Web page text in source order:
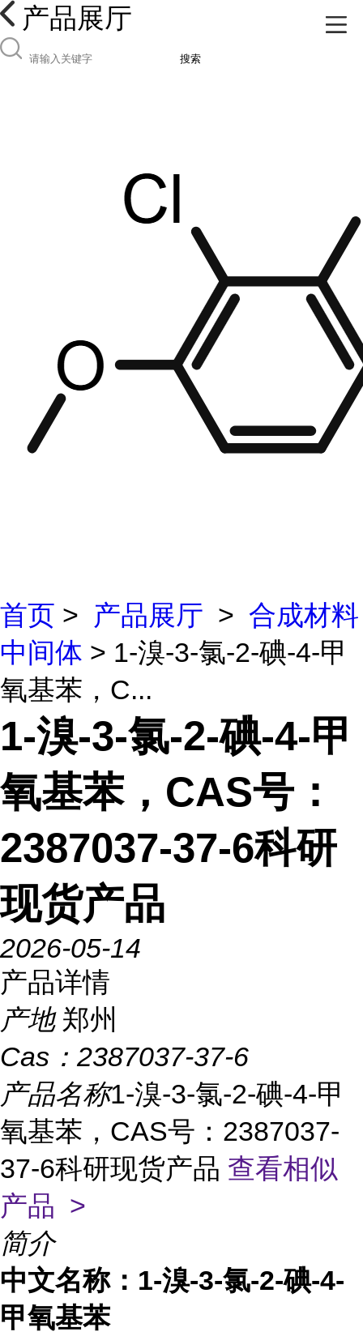
产品展厅
搜索
首页 > 产品展厅 > 合成材料
中间体 > 1-溴-3-氯-2-碘-4-甲
氧基苯，C...
1-溴-3-氯-2-碘-4-甲
氧基苯，CAS号：
2387037-37-6科研
现货产品
2026-05-14
产品详情
产地 郑州
Cas： 2387037-37-6
产品名称1-溴-3-氯-2-碘-4-甲
氧基苯，CAS号：2387037-
37-6科研现货产品 查看相似
产品 >
简介
中文名称： 1-溴-3-氯-2-碘-4-
甲氧基苯